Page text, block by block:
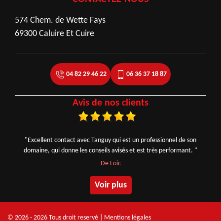
574 Chem. de Wette Fays
69300 Caluire Et Cuire
04 82 29 46 22 06 36 37 18 87
Avis de nos clients
"Excellent contact avec Tanguy qui est un professionnel de son
domaine, qui donne les conseils avisés et est très performant. "
De Loic
Voir plus
© 2026 - 2026 Tous droit reservé | Mentions légales